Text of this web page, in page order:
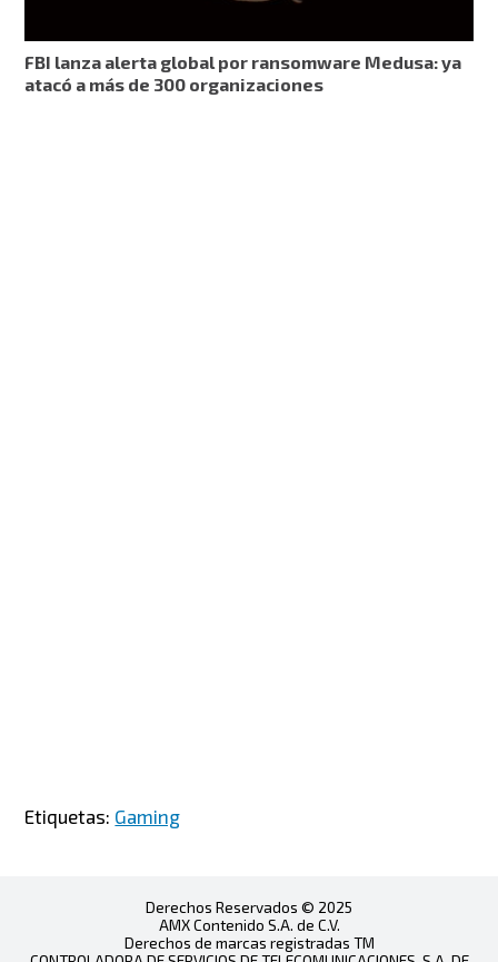
FBI lanza alerta global por ransomware Medusa: ya
atacó a más de 300 organizaciones
Etiquetas: Gaming
Derechos Reservados © 2025
AMX Contenido S.A. de C.V.
Derechos de marcas registradas TM